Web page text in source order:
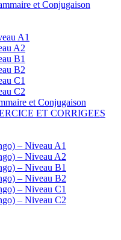
et Conjugaison
A1
A2
B1
B2
C1
C2
et Conjugaison
ET CORRIGEES
– Niveau A1
– Niveau A2
– Niveau B1
– Niveau B2
– Niveau C1
– Niveau C2